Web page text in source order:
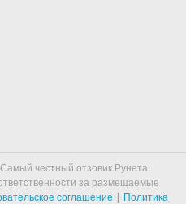
честный отзовик Рунета.
за размещаемые
соглашение Политика